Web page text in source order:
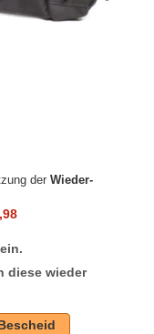
der Wieder-
diese wieder